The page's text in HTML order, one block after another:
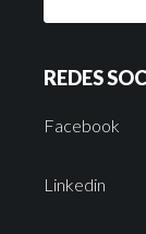
REDES
Facebook
Linkedin